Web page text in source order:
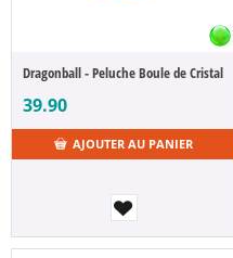
Dragonball - Peluche Boule de Cristal
39.90
AJOUTER AU PANIER